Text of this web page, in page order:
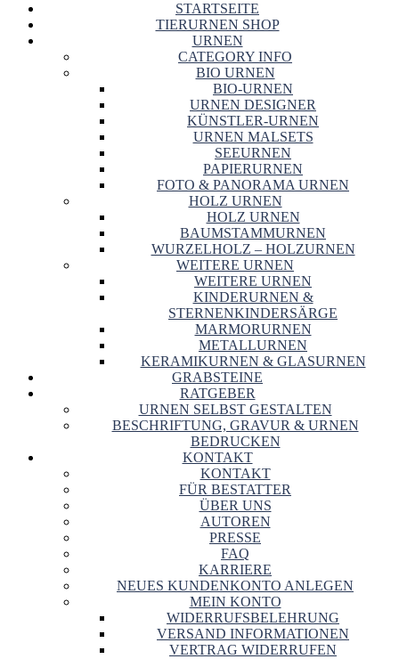
STARTSEITE
TIERURNEN SHOP
URNEN
CATEGORY INFO
BIO URNEN
BIO-URNEN
URNEN DESIGNER
KÜNSTLER-URNEN
URNEN MALSETS
SEEURNEN
PAPIERURNEN
FOTO & PANORAMA URNEN
HOLZ URNEN
HOLZ URNEN
BAUMSTAMMURNEN
WURZELHOLZ – HOLZURNEN
WEITERE URNEN
WEITERE URNEN
KINDERURNEN &
STERNENKINDERSÄRGE
MARMORURNEN
METALLURNEN
KERAMIKURNEN & GLASURNEN
GRABSTEINE
RATGEBER
URNEN SELBST GESTALTEN
BESCHRIFTUNG, GRAVUR & URNEN
BEDRUCKEN
KONTAKT
KONTAKT
FÜR BESTATTER
ÜBER UNS
AUTOREN
PRESSE
FAQ
KARRIERE
NEUES KUNDENKONTO ANLEGEN
MEIN KONTO
WIDERRUFSBELEHRUNG
VERSAND INFORMATIONEN
VERTRAG WIDERRUFEN